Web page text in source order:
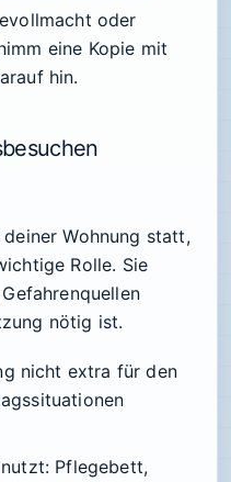
oder
eine Kopie mit
hin.
Wohnung statt,
Rolle. Sie
nötig ist.
nicht extra für den
Pflegebett,